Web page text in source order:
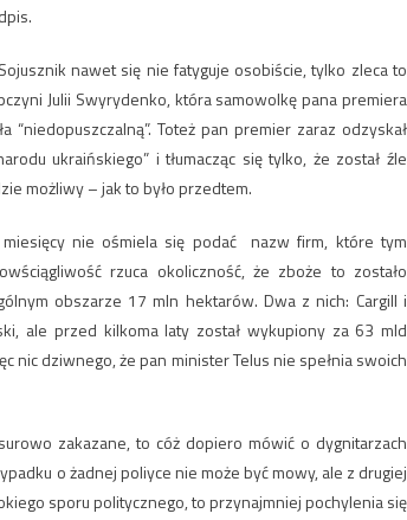
nawet się nie fatyguje osobiście, tylko zleca to
Julii Swyrydenko, która samowolkę pana premiera
Toteż pan premier zaraz odzyskał
ukraińskiego” i tłumacząc się tylko, że został źle
możliwy – jak to było przedtem.
nie ośmiela się podać nazw firm, które tym
rzuca okoliczność, że zboże to zostało
obszarze 17 mln hektarów. Dwa z nich: Cargill i
ale przed kilkoma laty został wykupiony za 63 mld
nic dziwnego, że pan minister Telus nie spełnia swoich
zakazane, to cóż dopiero mówić o dygnitarzach
o żadnej poliyce nie może być mowy, ale z drugiej
sporu politycznego, to przynajmniej pochylenia się